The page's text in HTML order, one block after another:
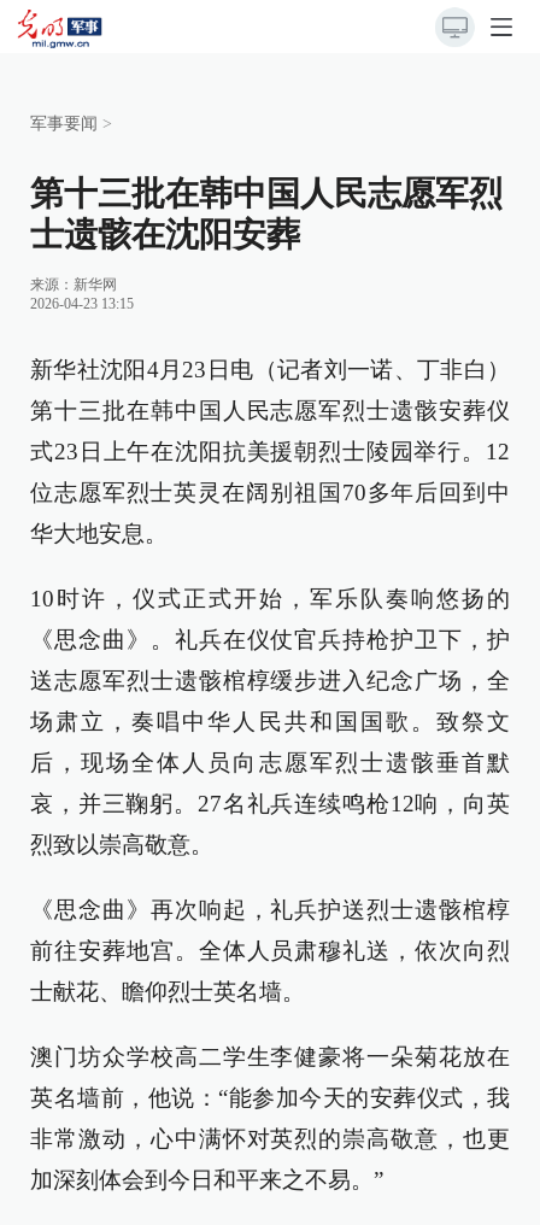
军事要闻 >
第十三批在韩中国人民志愿军烈
士遗骸在沈阳安葬
来源： 新华网
2026-04-23 13:15
新华社沈阳4月23日电（记者刘一诺、丁非白）
第十三批在韩中国人民志愿军烈士遗骸安葬仪
式23日上午在沈阳抗美援朝烈士陵园举行。12
位志愿军烈士英灵在阔别祖国70多年后回到中
华大地安息。
10时许，仪式正式开始，军乐队奏响悠扬的
《思念曲》。礼兵在仪仗官兵持枪护卫下，护
送志愿军烈士遗骸棺椁缓步进入纪念广场，全
场肃立，奏唱中华人民共和国国歌。致祭文
后，现场全体人员向志愿军烈士遗骸垂首默
哀，并三鞠躬。27名礼兵连续鸣枪12响，向英
烈致以崇高敬意。
《思念曲》再次响起，礼兵护送烈士遗骸棺椁
前往安葬地宫。全体人员肃穆礼送，依次向烈
士献花、瞻仰烈士英名墙。
澳门坊众学校高二学生李健豪将一朵菊花放在
英名墙前，他说：“能参加今天的安葬仪式，我
非常激动，心中满怀对英烈的崇高敬意，也更
加深刻体会到今日和平来之不易。”